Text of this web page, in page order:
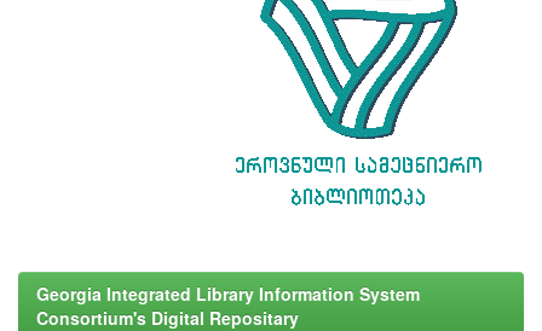
Georgia Integrated Library Information System
Consortium's Digital Repositary